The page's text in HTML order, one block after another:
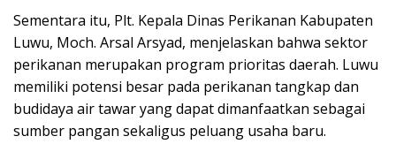
​Sementara itu, Plt. Kepala Dinas Perikanan Kabupaten
Luwu, Moch. Arsal Arsyad, menjelaskan bahwa sektor
perikanan merupakan program prioritas daerah. Luwu
memiliki potensi besar pada perikanan tangkap dan
budidaya air tawar yang dapat dimanfaatkan sebagai
sumber pangan sekaligus peluang usaha baru.